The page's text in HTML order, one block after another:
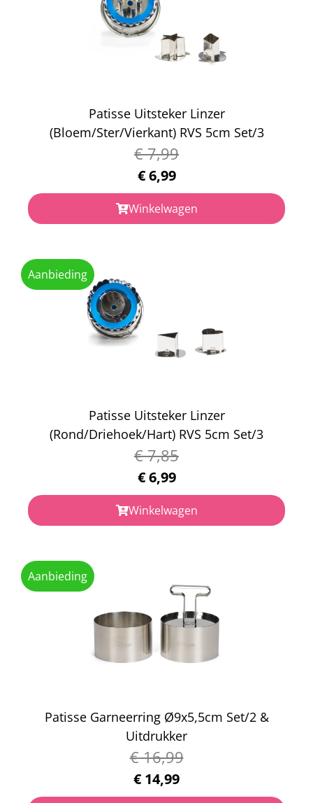
Patisse Uitsteker Linzer
(Bloem/Ster/Vierkant) RVS 5cm Set/3
€7,99
€6,99
Winkelwagen
Aanbieding
Patisse Uitsteker Linzer
(Rond/Driehoek/Hart) RVS 5cm Set/3
€7,85
€6,99
Winkelwagen
Aanbieding
Patisse Garneerring Ø9x5,5cm Set/2 &
Uitdrukker
€16,99
€ 14,99